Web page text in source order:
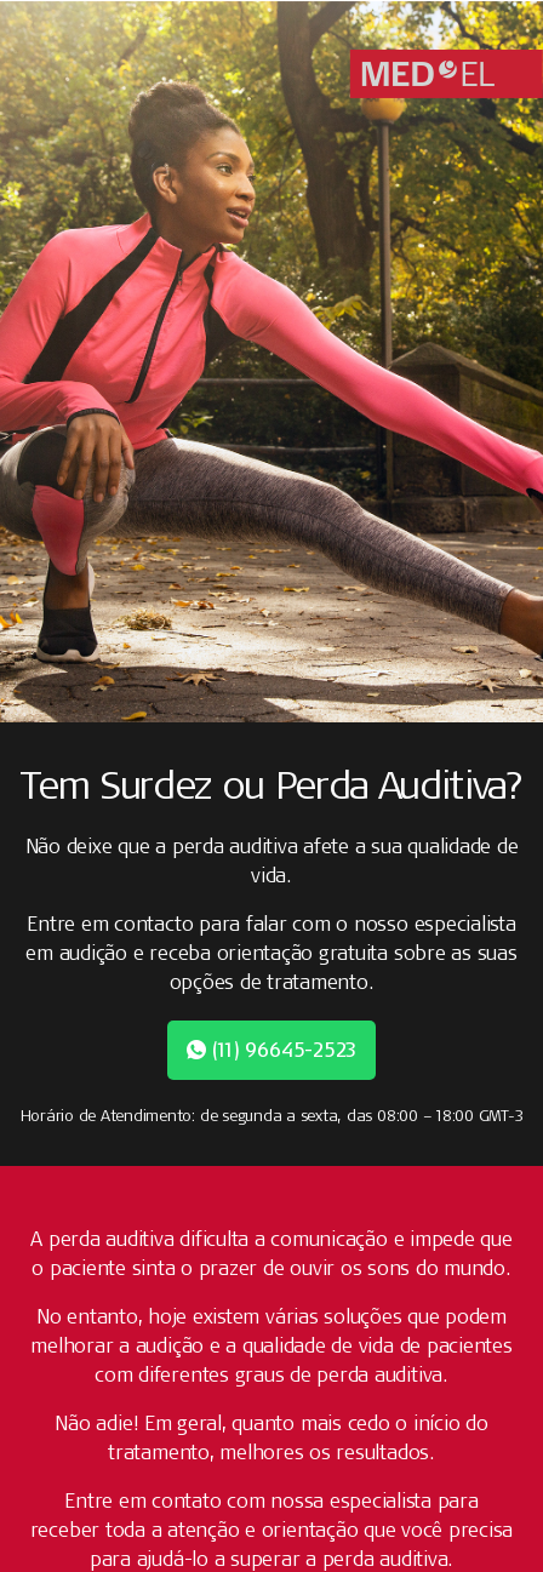
Tem Surdez ou Perda Auditiva?
Não deixe que a perda auditiva afete a sua qualidade de
vida.
Entre em contacto para falar com o nosso especialista
em audição e receba orientação gratuita sobre as suas
opções de tratamento.
(11) 96645-2523
Horário de Atendimento: de segunda a sexta, das 08:00 – 18:00 GMT-3
A perda auditiva dificulta a comunicação e impede que
o paciente sinta o prazer de ouvir os sons do mundo.
No entanto, hoje existem várias soluções que podem
melhorar a audição e a qualidade de vida de pacientes
com diferentes graus de perda auditiva.
Não adie! Em geral, quanto mais cedo o início do
tratamento, melhores os resultados.
Entre em contato com nossa especialista para
receber toda a atenção e orientação que você precisa
para ajudá-lo a superar a perda auditiva.